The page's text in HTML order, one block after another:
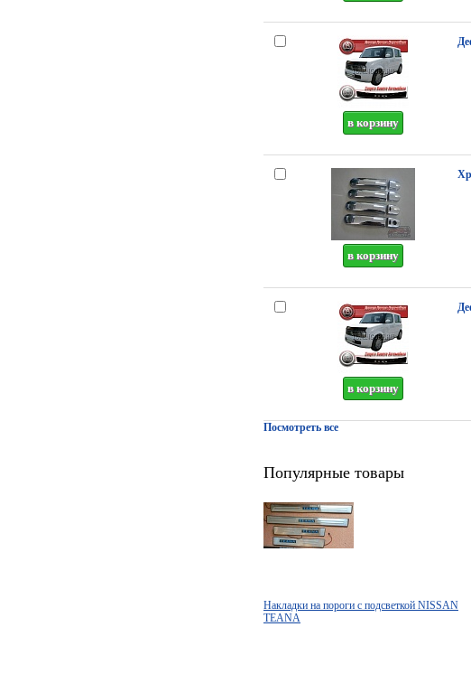
Посмотреть все
Популярные товары
Накладки на пороги с подсветкой NISSAN
TEANA